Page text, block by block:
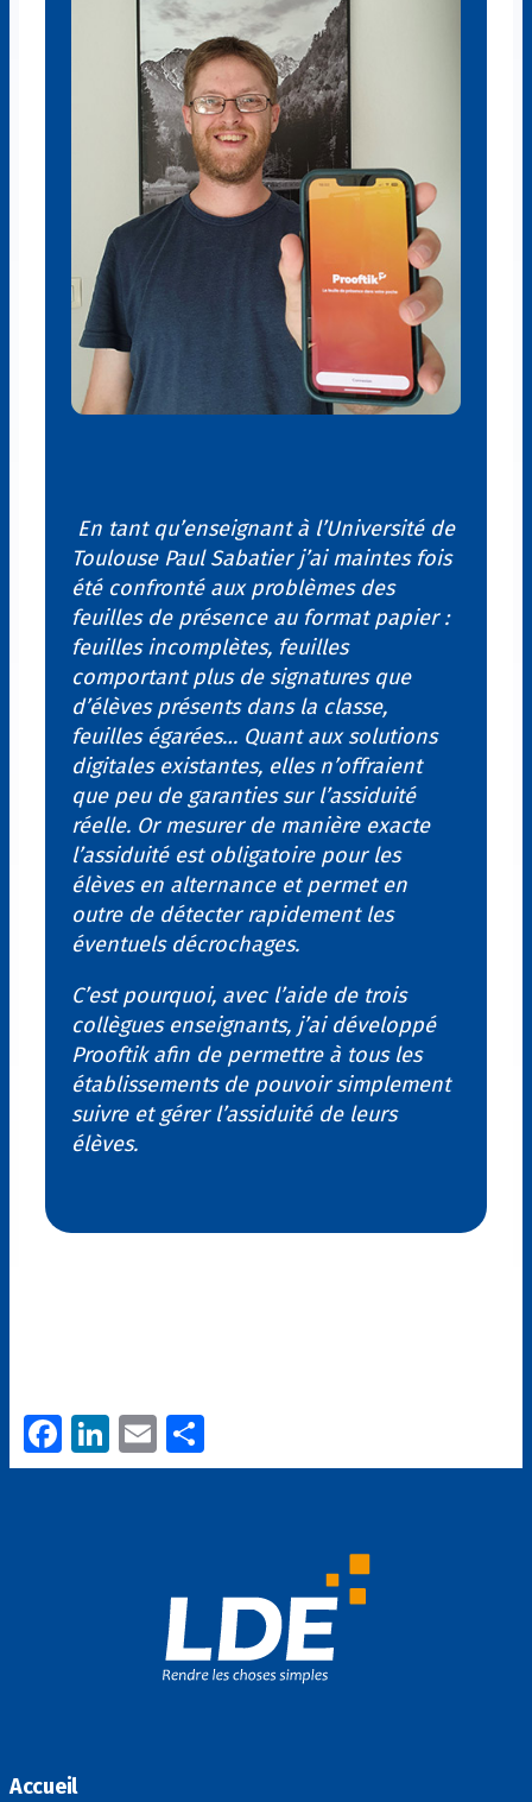
En tant qu’enseignant à l’Université de
Toulouse Paul Sabatier j’ai maintes fois
été confronté aux problèmes des
feuilles de présence au format papier :
feuilles incomplètes, feuilles
comportant plus de signatures que
d’élèves présents dans la classe,
feuilles égarées… Quant aux solutions
digitales existantes, elles n’offraient
que peu de garanties sur l’assiduité
réelle. Or mesurer de manière exacte
l’assiduité est obligatoire pour les
élèves en alternance et permet en
outre de détecter rapidement les
éventuels décrochages.
C’est pourquoi, avec l’aide de trois
collègues enseignants, j’ai développé
Prooftik afin de permettre à tous les
établissements de pouvoir simplement
suivre et gérer l’assiduité de leurs
élèves.
Fa
ce
Li
n
E
m ar
er
Accueil